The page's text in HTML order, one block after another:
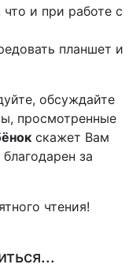
и при работе с
планшет и
обсуждайте
просмотренные
скажет Вам
за
чтения!